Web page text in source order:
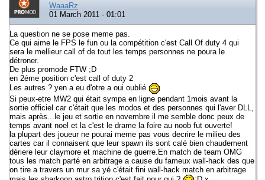
WaaaRz
01 March 2011 - 01:01
La question ne se pose meme pas.
Ce qui aime le FPS le fun ou la compétition c'est Call Of duty 4 qui
sera le mellieur call of de tout les temps personnes ne poura le
détroner.
De plus promode FTW ;D
en 2éme position c'est call of duty 2
Les autres ? yen a eu d'otre a oui oublié
Si peux-etre MW2 qui était sympa en ligne pendant 1mois avant la
sortie officiel car c'était que les modos et des personnes qui l'aver DLL,
mais après...le jeu et sortie en novembre il me semble donc peux de
temps avant noel et la c'est le drame la foire au noob fut ouverte!
la plupart des joueur ne pourai meme pas vous decrire le milieu des
cartes car il connaisent que leur spawn ils sont calé bien chaudement
dériere leur claymore et machine de guerre.En match de team OMG
tous les match parté en arbitrage a cause du fameux wall-hack des que
on tire a travers un mur sa yé c'était fini wall-hack match en arbitrage